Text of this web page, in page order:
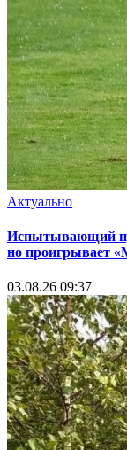
Актуально
Испытывающий
но проигрывает
03.08.26 09:37